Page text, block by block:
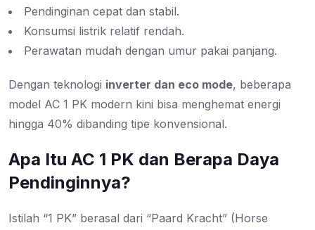
Pendinginan cepat dan stabil.
Konsumsi listrik relatif rendah.
Perawatan mudah dengan umur pakai panjang.
Dengan teknologi inverter dan eco mode, beberapa
model AC 1 PK modern kini bisa menghemat energi
hingga 40% dibanding tipe konvensional.
Apa Itu AC 1 PK dan Berapa Daya
Pendinginnya?
Istilah “1 PK” berasal dari “Paard Kracht” (Horse